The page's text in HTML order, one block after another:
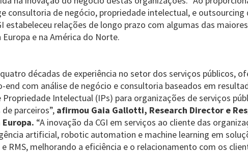
consultoria de negócio, propriedade intelectual, e outsourcing
estabeleceu relações de longo prazo com algumas das
e na América do Norte.
quatro décadas de experiência no setor dos serviços públicos,
com análise de negócio e consultoria baseados em
Propriedade Intelectual (IPs) para organizações de serviços
parceiros”, afirmou Gaia Gallotti, Research Director e
“A inovação da CGI em serviços ao cliente das
artificial, robotic automation e machine learning em
e RMS, melhorando a eficiência e o relacionamento com os